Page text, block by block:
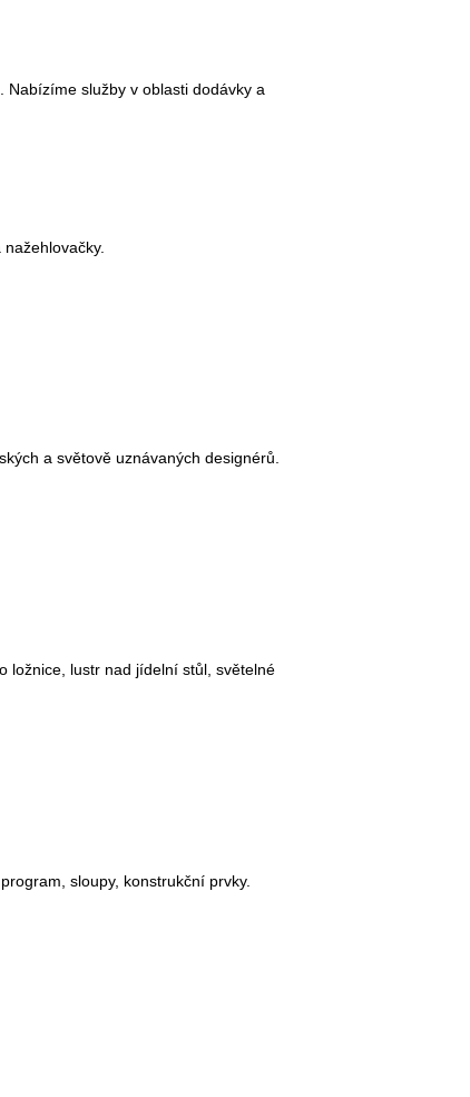
služby v oblasti dodávky a
a světově uznávaných designérů.
ložnice, lustr nad jídelní stůl, světelné
sloupy, konstrukční prvky.